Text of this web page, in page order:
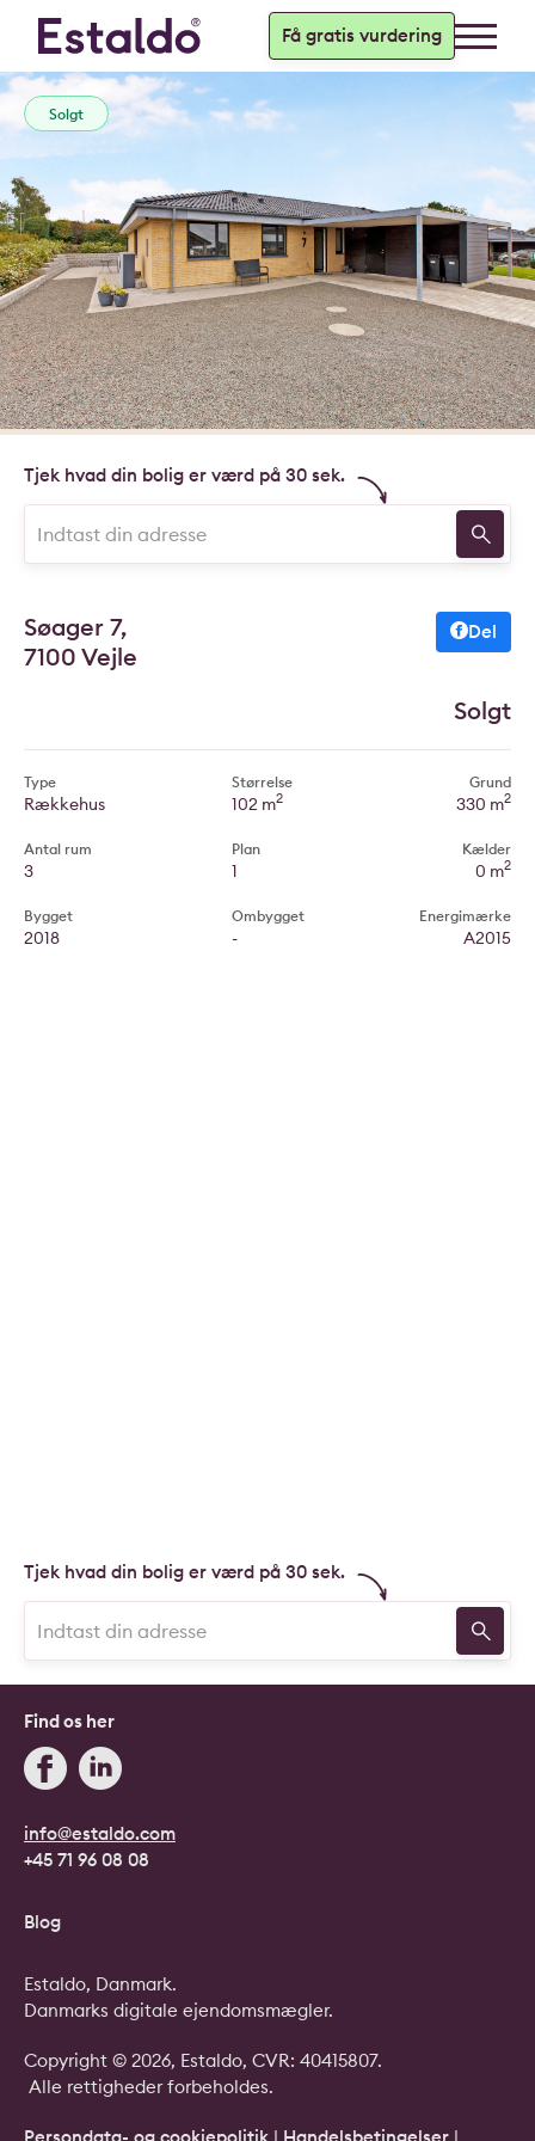
Få gratis vurdering
Solgt
Tjek hvad din bolig er værd på 30 sek.
Søager 7,
7100 Vejle
Del
Solgt
Type
Rækkehus
Antal rum
3
Bygget
2018
Størrelse
102 m2
Plan
1
Ombygget
-
Grund
330 m2
Kælder
0 m2
Energimærke
A2015
Tjek hvad din bolig er værd på 30 sek.
info@estaldo.com
+45 71 96 08 08
Find os her
Blog
Copyright © 2026, Estaldo, CVR: 40415807.
Alle rettigheder forbeholdes.
Persondata- og cookiepolitik | Handelsbetingelser |
Estaldo, Danmark.
Danmarks digitale ejendomsmægler.